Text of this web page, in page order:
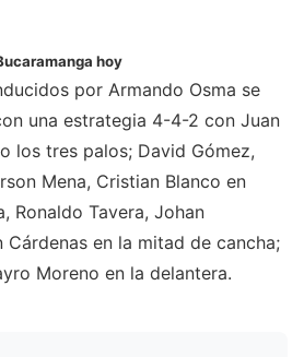
hoy
por Armando Osma se
una estrategia 4-4-2 con Juan
los tres palos; David Gómez,
Mena, Cristian Blanco en
Ronaldo Tavera, Johan
Cárdenas en la mitad de cancha;
Moreno en la delantera.